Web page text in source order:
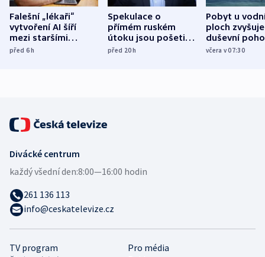
Falešní „lékaři“
vytvoření AI šíří
mezi staršími
Poláky nebezpečné
před 6h
Spekulace o
přímém ruském
útoku jsou pošetilé,
míní estonský
před 20h
Pobyt u
ploch zvyšuje
duševní
ukázala
včera v 07:30
TV program
Pro média
Divácké centrum
každý všední den:8:00—16:00 hodin
261 136 113
info@ceskatelevize.cz